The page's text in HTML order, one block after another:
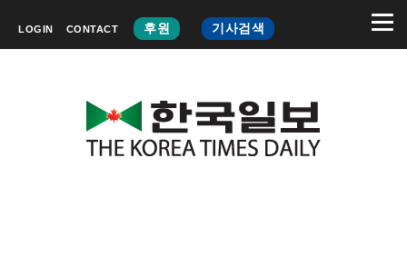
LOGIN CONTACT 후원 기사검색